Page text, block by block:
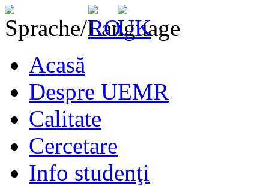
Acasă
Despre UEMR
Calitate
Cercetare
Info studenţi